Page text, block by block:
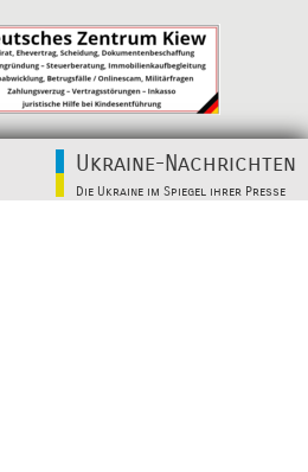
Ukraine-Nachrichten
Die Ukraine im Spiegel ihrer Presse